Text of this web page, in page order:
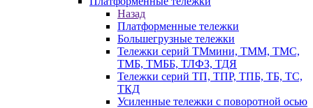
Назад
Платформенные тележки
Большегрузные тележки
Тележки серий ТМмини, ТММ, ТМС,
ТМБ, ТМББ, ТЛФЗ, ТДЯ
Тележки серий ТП, ТПР, ТПБ, ТБ, ТС,
ТКД
Усиленные тележки с поворотной осью